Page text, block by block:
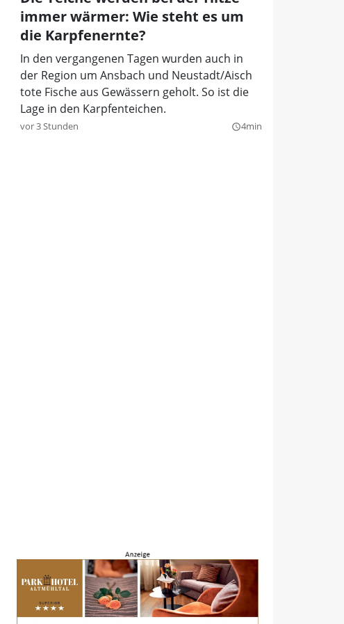
immer wärmer: Wie steht es um
die Karpfenernte?
In den vergangenen Tagen wurden auch in
der Region um Ansbach und Neustadt/Aisch
tote Fische aus Gewässern geholt. So ist die
Lage in den Karpfenteichen.
vor 3 Stunden query_builder4min